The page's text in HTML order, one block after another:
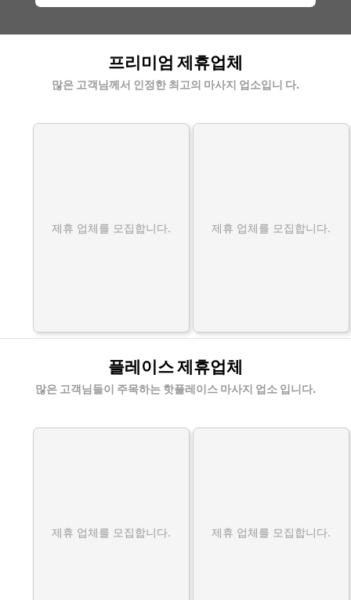
프리미엄 제휴업체
많은 고객님께서 인정한 최고의 마사지 업소입니 다.
제휴 업체를 모집합니다. 제휴 업체를 모집합니다.
플레이스 제휴업체
많은 고객님들이 주목하는 핫플레이스 마사지 업소 입니다.
제휴 업체를 모집합니다. 제휴 업체를 모집합니다.